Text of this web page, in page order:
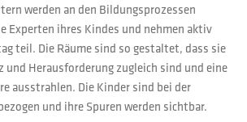
werden an den Bildungsprozessen
Experten ihres Kindes und nehmen aktiv
teil. Die Räume sind so gestaltet, dass sie
und Herausforderung zugleich sind und eine
ausstrahlen. Die Kinder sind bei der
und ihre Spuren werden sichtbar.